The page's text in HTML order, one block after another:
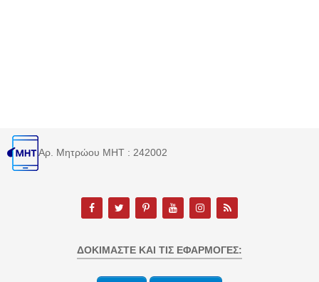
Αρ. Μητρώου MHT : 242002
ΔΟΚΙΜΆΣΤΕ ΚΑΙ ΤΙΣ ΕΦΑΡΜΟΓΈΣ: